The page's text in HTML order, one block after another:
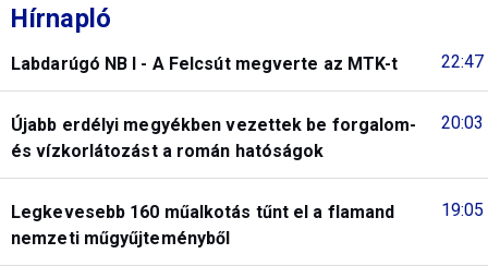
Hírnapló
22:47
Labdarúgó NB I - A Felcsút megverte az MTK-t
20:03
Újabb erdélyi megyékben vezettek be forgalom-
és vízkorlátozást a román hatóságok
19:05
Legkevesebb 160 műalkotás tűnt el a flamand
nemzeti műgyűjteményből